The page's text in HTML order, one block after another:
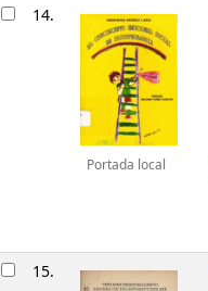
14.
Portada local
15.